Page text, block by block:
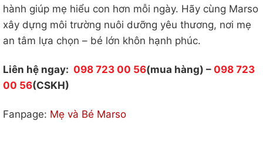
hành giúp mẹ hiểu con hơn mỗi ngày. Hãy cùng Marso
xây dựng môi trường nuôi dưỡng yêu thương, nơi mẹ
an tâm lựa chọn – bé lớn khôn hạnh phúc.
Liên hệ ngay: 098 723 00 56(mua hàng) – 098 723
00 56(CSKH)
Fanpage: Mẹ và Bé Marso